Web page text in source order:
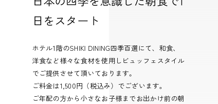
日をスタート
ホテル1階のSHIKI DINING四季百選にて、和食、
洋食など様々な食材を使用しビュッフェスタイル
でご提供させて頂いております。
ご料金は1,500円（税込み）でございます。
ご年配の方から小さなお子様までお出かけ前の朝